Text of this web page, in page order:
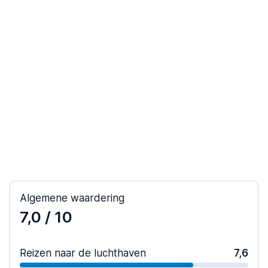
Algemene waardering
7,0 / 10
Reizen naar de luchthaven 7,6